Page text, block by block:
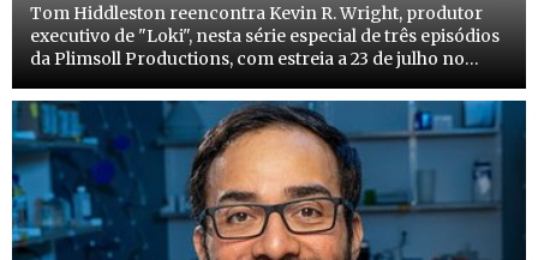
ÚLTIMAS HORAS DA CIDADE
Tom Hiddleston reencontra Kevin R. Wright, produtor
executivo de "Loki", nesta série especial de três episódios
da Plimsoll Productions, com estreia a 23 de julho no